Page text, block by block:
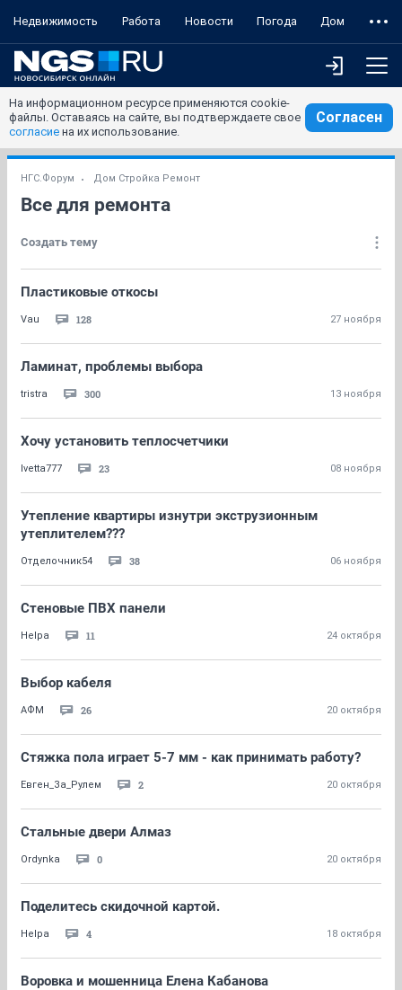
Недвижимость Работа Новости Погода Дом
На информационном ресурсе применяются cookie-
файлы. Оставаясь на сайте, вы подтверждаете свое
согласие на их использование.
Согласен
НГС.Форум Дом Стройка Ремонт
Все для ремонта
Создать тему
Пластиковые откосы
Vau 128 27 ноября
Ламинат, проблемы выбора
tristra 300 13 ноября
Хочу установить теплосчетчики
Ivetta777 23 08 ноября
Утепление квартиры изнутри экструзионным
утеплителем???
Отделочник54 38 06 ноября
Стеновые ПВХ панели
Helpa 11 24 октября
Выбор кабеля
АФМ 26 20 октября
Стяжка пола играет 5-7 мм - как принимать работу?
Евген_За_Рулем 2 20 октября
Стальные двери Алмаз
Ordynka 0 20 октября
Поделитесь скидочной картой.
Helpa 4 18 октября
Воровка и мошенница Елена Кабанова